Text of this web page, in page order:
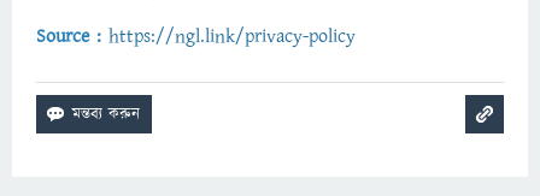
Source : https://ngl.link/privacy-policy